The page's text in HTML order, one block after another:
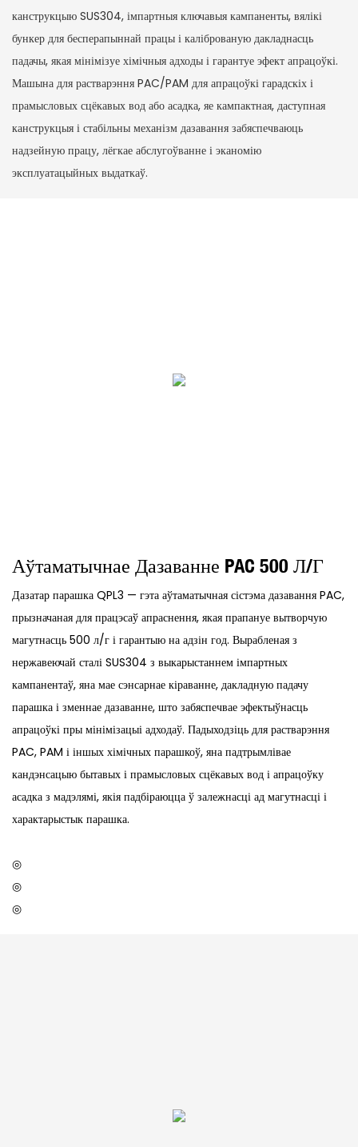
канструкцыю SUS304, імпартныя ключавыя кампаненты, вялікі
бункер для бесперапыннай працы і каліброваную дакладнасць
падачы, якая мінімізуе хімічныя адходы і гарантуе эфект апрацоўкі.
Машына для растварэння PAC/PAM для апрацоўкі гарадскіх і
прамысловых сцёкавых вод або асадка, яе кампактная, даступная
канструкцыя і стабільны механізм дазавання забяспечваюць
надзейную працу, лёгкае абслугоўванне і эканомію
эксплуатацыйных выдаткаў.
Аўтаматычнае Дазаванне PAC 500 Л/г
Дазатар парашка QPL3 — гэта аўтаматычная сістэма дазавання PAC,
прызначаная для працэсаў апраснення, якая прапануе вытворчую
магутнасць 500 л/г і гарантыю на адзін год. Вырабленая з
нержавеючай сталі SUS304 з выкарыстаннем імпартных
кампанентаў, яна мае сэнсарнае кіраванне, дакладную падачу
парашка і зменнае дазаванне, што забяспечвае эфектыўнасць
апрацоўкі пры мінімізацыі адходаў. Падыходзіць для растварэння
PAC, PAM і іншых хімічных парашкоў, яна падтрымлівае
кандэнсацыю бытавых і прамысловых сцёкавых вод і апрацоўку
асадка з мадэлямі, якія падбіраюцца ў залежнасці ад магутнасці і
характарыстык парашка.
◎
◎
◎